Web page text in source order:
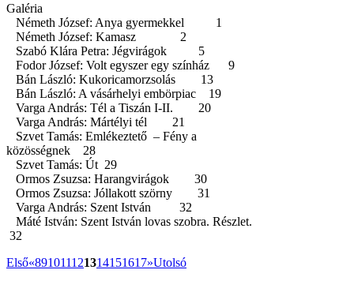
Galéria
Németh József: Anya gyermekkel 1
Németh József: Kamasz 2
Szabó Klára Petra: Jégvirágok 5
Fodor József: Volt egyszer egy színház 9
Bán László: Kukoricamorzsolás 13
Bán László: A vásárhelyi embörpiac 19
Varga András: Tél a Tiszán I-II. 20
Varga András: Mártélyi tél 21
Szvet Tamás: Emlékeztető – Fény a
közösségnek 28
Szvet Tamás: Út 29
Ormos Zsuzsa: Harangvirágok 30
Ormos Zsuzsa: Jóllakott szörny 31
Varga András: Szent István 32
Máté István: Szent István lovas szobra. Részlet.
32
Első«891011121314151617»Utolsó